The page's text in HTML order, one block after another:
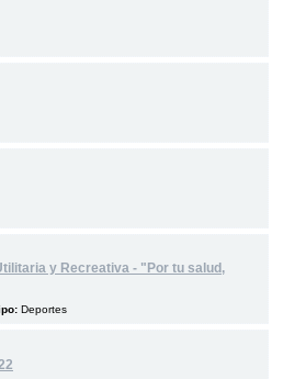
y Recreativa - "Por tu salud,
Deportes